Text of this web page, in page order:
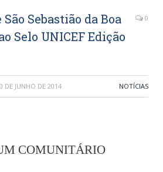
Sebastião da Boa
Selo UNICEF Edição
0
DE JUNHO DE 2014 NOTÍCIAS
COMUNITÁRIO